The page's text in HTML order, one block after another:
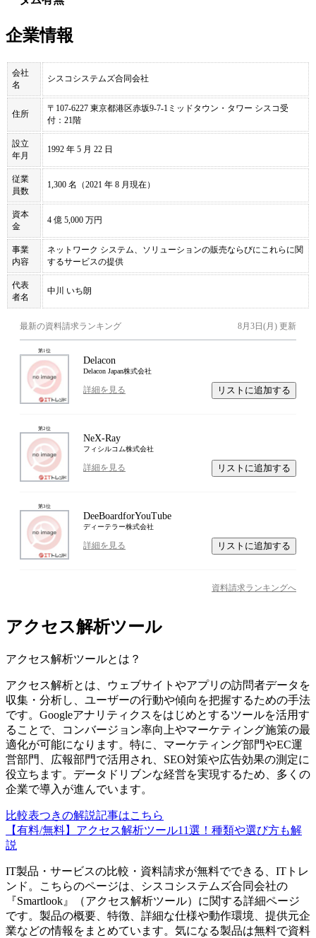
企業情報
会社
名
シスコシステムズ合同会社
住所
〒107-6227 東京都港区赤坂9-7-1ミッドタウン・タワー シスコ受
付：21階
設立
年月
1992 年 5 月 22 日
従業
員数
1,300 名（2021 年 8 月現在）
資本
金
4 億 5,000 万円
事業
内容
ネットワーク システム、ソリューションの販売ならびにこれらに関
するサービスの提供
代表
者名
中川 いち朗
最新の資料請求ランキング 8月3日(月) 更新
第1位
Delacon
Delacon Japan株式会社
詳細を見る リストに追加する
第2位
NeX-Ray
フィシルコム株式会社
詳細を見る リストに追加する
第3位
DeeBoardforYouTube
ディーテラー株式会社
詳細を見る リストに追加する
資料請求ランキングへ
アクセス解析ツール
アクセス解析ツールとは？
アクセス解析とは、ウェブサイトやアプリの訪問者データを
収集・分析し、ユーザーの行動や傾向を把握するための手法
です。Googleアナリティクスをはじめとするツールを活用す
ることで、コンバージョン率向上やマーケティング施策の最
適化が可能になります。特に、マーケティング部門やEC運
営部門、広報部門で活用され、SEO対策や広告効果の測定に
役立ちます。データドリブンな経営を実現するため、多くの
企業で導入が進んでいます。
比較表つきの解説記事はこちら
【有料/無料】アクセス解析ツール11選！種類や選び方も解
説
IT製品・サービスの比較・資料請求が無料でできる、ITトレ
ンド。こちらのページは、
シスコシステムズ合同会社の
『Smartlook 』（アクセス解析ツール）に関する詳細ページ
です。製品の概要、特徴、詳細な仕様や動作環境、提供元企
業などの情報をまとめています。気になる製品は無料で資料